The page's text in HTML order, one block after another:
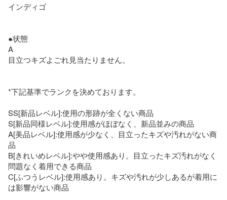
インディゴ
●状態
A
目立つキズよごれ見当たりません。
*下記基準でランクを決めております。
SS[新品レベル]:使用の形跡が全くない商品
S[新品同様レベル]:使用感がほぼなく、新品並みの商品
A[美品レベル]:使用感が少なく、目立ったキズや汚れがない商
品
B[きれいめレベル]:やや使用感あり。目立ったキズ汚れがなく
問題なく着用できる商品
C[ふつうレベル]:使用感あり。キズや汚れが少しあるが着用に
は影響がない商品